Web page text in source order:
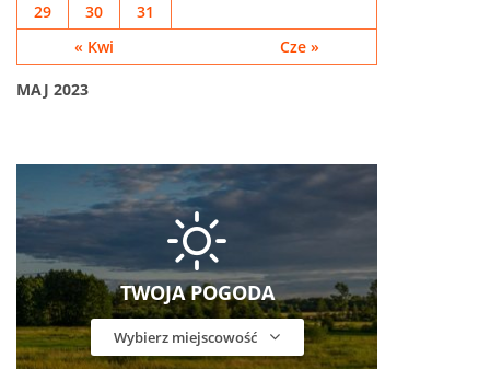
MAJ 2023
« Kwi Cze »
29
30 31
TWOJA POGODA
Wybierz miejscowość